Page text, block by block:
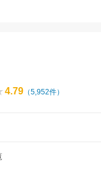
4.79 （5,952件）